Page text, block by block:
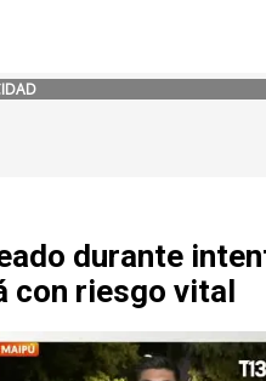
durante
con riesgo vital